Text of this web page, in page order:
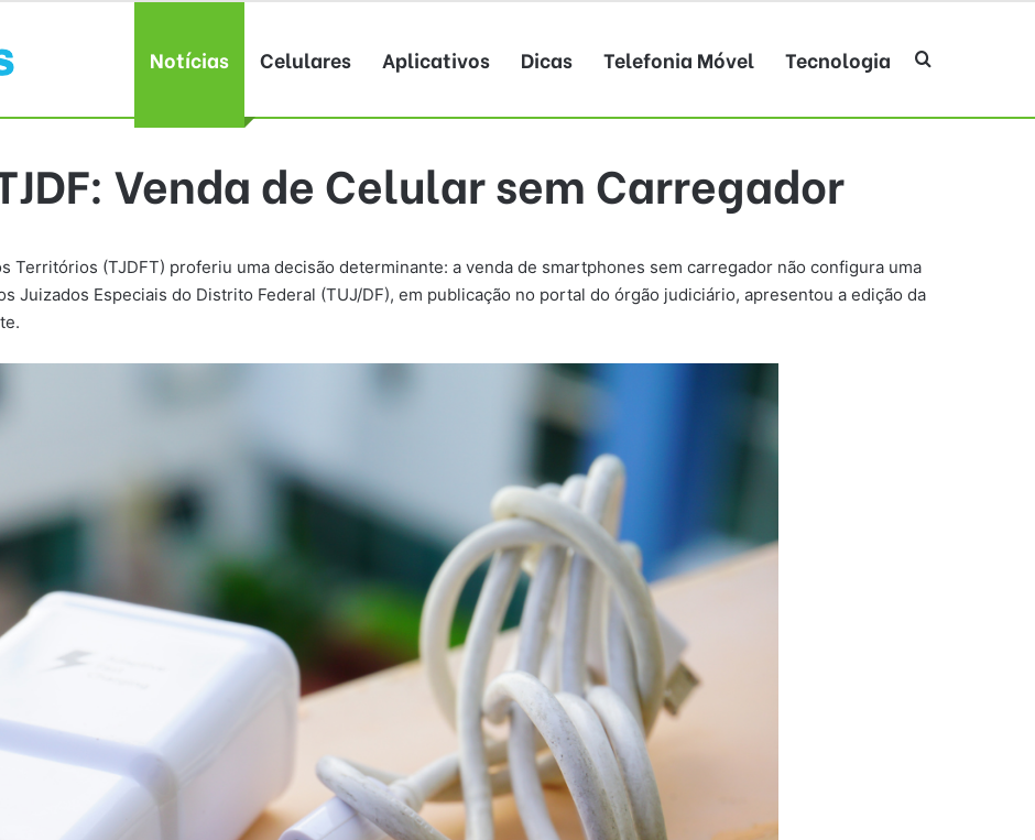
Notícias Celulares Aplicativos Dicas Telefonia Móvel Tecnologia Procurar por
Venda de Celular sem Carregador
Territórios (TJDFT) proferiu uma decisão determinante: a venda de smartphones sem carregador não configura uma
Juizados Especiais do Distrito Federal (TUJ/DF), em publicação no portal do órgão judiciário, apresentou a edição da